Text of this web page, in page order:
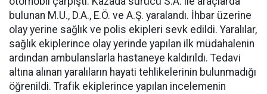
bulunan M.U., D.A., E.Ö. ve A.Ş. yaralandı. İhbar üzerine
olay yerine sağlık ve polis ekipleri sevk edildi. Yaralılar,
sağlık ekiplerince olay yerinde yapılan ilk müdahalenin
ardından ambulanslarla hastaneye kaldırıldı. Tedavi
altına alınan yaralıların hayati tehlikelerinin bulunmadığı
öğrenildi. Trafik ekiplerince yapılan incelemenin